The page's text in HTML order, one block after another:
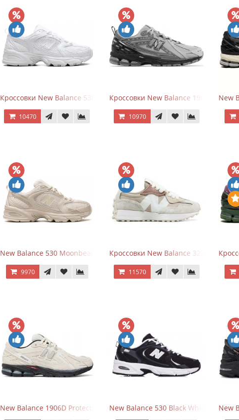
Кроссовки New Balance 530 Total White Silver
10470
Кроссовки New Balance 1906R
10970
New
New Balance 530 Moonbeam Sea Salt
9970
Кроссовки New Balance 327 Beige
11570
New Balance 1906D Protection Pack TurtledoveNew Balance 530 Black White Silver
New